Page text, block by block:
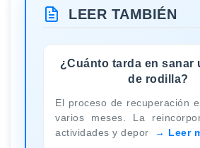
LEER TAMBIÉN
¿Cuánto tarda en sanar
de rodilla?
El proceso de recuperación
varios meses. La
actividades y depor
Leer